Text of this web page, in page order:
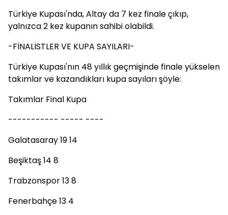
Türkiye Kupası'nda, Altay da 7 kez finale çıkıp,
yalnızca 2 kez kupanın sahibi olabildi.
-FİNALİSTLER VE KUPA SAYILARI-
Türkiye Kupası'nın 48 yıllık geçmişinde finale yükselen
takımlar ve kazandıkları kupa sayıları şöyle:
Takımlar Final Kupa
----------- ----- ----
Galatasaray 19 14
Beşiktaş 14 8
Trabzonspor 13 8
Fenerbahçe 13 4